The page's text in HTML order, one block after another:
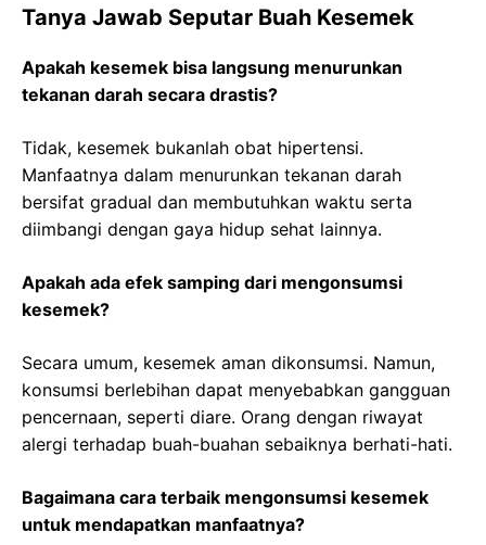
Tanya Jawab Seputar Buah Kesemek
Apakah kesemek bisa langsung menurunkan
tekanan darah secara drastis?
Tidak, kesemek bukanlah obat hipertensi.
Manfaatnya dalam menurunkan tekanan darah
bersifat gradual dan membutuhkan waktu serta
diimbangi dengan gaya hidup sehat lainnya.
Apakah ada efek samping dari mengonsumsi
kesemek?
Secara umum, kesemek aman dikonsumsi. Namun,
konsumsi berlebihan dapat menyebabkan gangguan
pencernaan, seperti diare. Orang dengan riwayat
alergi terhadap buah-buahan sebaiknya berhati-hati.
Bagaimana cara terbaik mengonsumsi kesemek
untuk mendapatkan manfaatnya?